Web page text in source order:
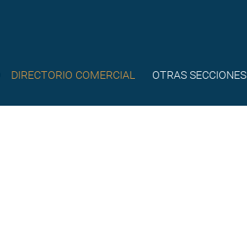
DIRECTORIO COMERCIAL OTRAS SECCIONES